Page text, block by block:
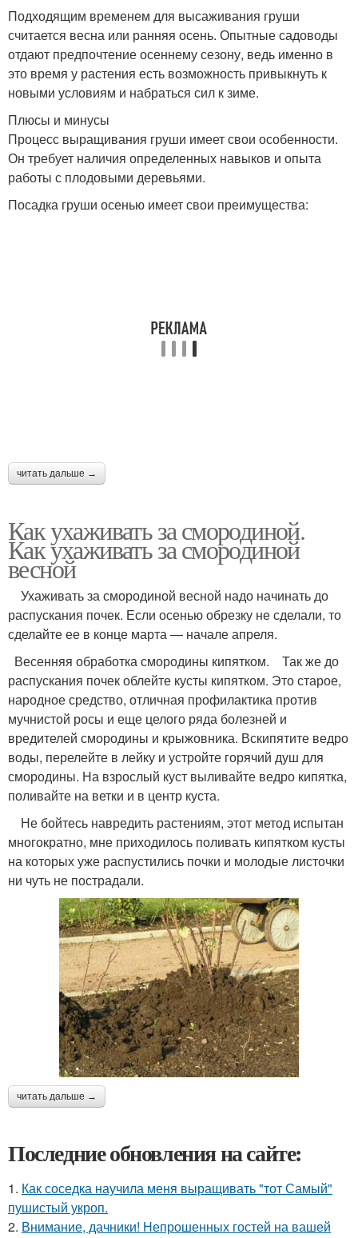
Подходящим временем для высаживания груши
считается весна или ранняя осень. Опытные садоводы
отдают предпочтение осеннему сезону, ведь именно в
это время у растения есть возможность привыкнуть к
новыми условиям и набраться сил к зиме.
Плюсы и минусы
Процесс выращивания груши имеет свои особенности.
Он требует наличия определенных навыков и опыта
работы с плодовыми деревьями.
Посадка груши осенью имеет свои преимущества:
читать дальше →
Как ухаживать за смородиной.
Как ухаживать за смородиной
весной
Ухаживать за смородиной весной надо начинать до
распускания почек. Если осенью обрезку не сделали, то
сделайте ее в конце марта — начале апреля.
Весенняя обработка смородины кипятком. Так же до
распускания почек облейте кусты кипятком. Это старое,
народное средство, отличная профилактика против
мучнистой росы и еще целого ряда болезней и
вредителей смородины и крыжовника. Вскипятите ведро
воды, перелейте в лейку и устройте горячий душ для
смородины. На взрослый куст выливайте ведро кипятка,
поливайте на ветки и в центр куста.
Не бойтесь навредить растениям, этот метод испытан
многократно, мне приходилось поливать кипятком кусты
на которых уже распустились почки и молодые листочки
ни чуть не пострадали.
читать дальше →
Последние обновления на сайте:
1. Как соседка научила меня выращивать "тот Самый"
пушистый укроп.
2. Внимание, дачники! Непрошенных гостей на вашей